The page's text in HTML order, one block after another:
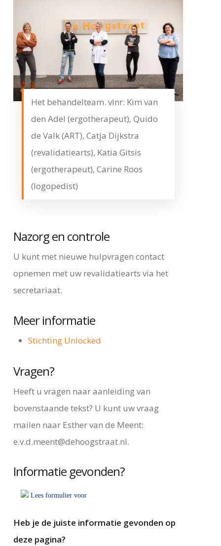
Het behandelteam. vlnr: Kim van
den Adel (ergotherapeut), Quido
de Valk (ART), Catja Dijkstra
(revalidatiearts), Katia Gitsis
(ergotherapeut), Carine Roos
(logopedist)
Nazorg en controle
U kunt met nieuwe hulpvragen contact
opnemen met uw revalidatiearts via het
secretariaat.
Meer informatie
Stichting Unlocked
Vragen?
Heeft u vragen naar aanleiding van
bovenstaande tekst? U kunt uw vraag
mailen naar Esther van de Meent:
e.v.d.meent@dehoogstraat.nl.
Informatie gevonden?
Lees formulier voor
Heb je de juiste informatie gevonden op
deze pagina?